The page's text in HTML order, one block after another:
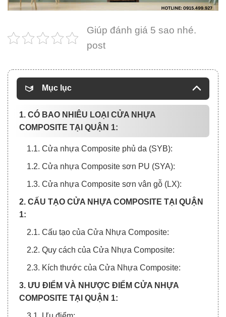
Giúp đánh giá 5 sao nhé.
post
Mục lục
1. CÓ BAO NHIÊU LOẠI CỬA NHỰA
COMPOSITE TẠI QUẬN 1:
1.1. Cửa nhựa Composite phủ da (SYB):
1.2. Cửa nhựa Composite sơn PU (SYA):
1.3. Cửa nhựa Composite sơn vân gỗ (LX):
2. CẤU TẠO CỬA NHỰA COMPOSITE TẠI QUẬN
1:
2.1. Cấu tạo của Cửa Nhựa Composite:
2.2. Quy cách của Cửa Nhựa Composite:
2.3. Kích thước của Cửa Nhựa Composite:
3. ƯU ĐIỂM VÀ NHƯỢC ĐIỂM CỬA NHỰA
COMPOSITE TẠI QUẬN 1: